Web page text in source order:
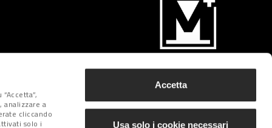
a
cliccando
solo i
Accetta
Usa solo i cookie necessari
Iscriviti